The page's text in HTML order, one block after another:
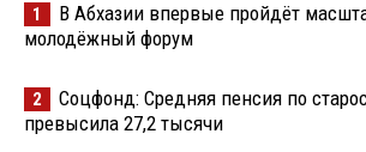
1
В Абхазии впервые пройдёт
молодёжный форум
2
Соцфонд: Средняя пенсия по
превысила 27,2 тысячи